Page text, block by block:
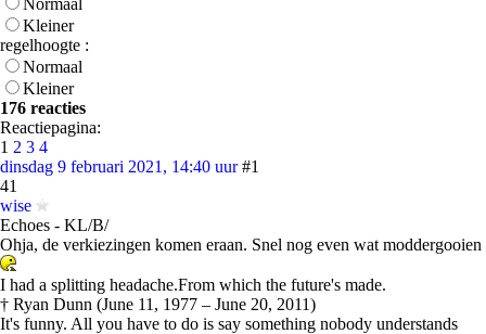
Normaal
Kleiner
regelhoogte :
Normaal
Kleiner
176 reacties
Reactiepagina:
1 2 3 4
dinsdag 9 februari 2021, 14:40 uur #1
41
wise
Echoes - KL/B/
Ohja, de verkiezingen komen eraan. Snel nog even wat moddergooien
I had a splitting headache.From which the future's made.
† Ryan Dunn (June 11, 1977 – June 20, 2011)
It's funny. All you have to do is say something nobody understands